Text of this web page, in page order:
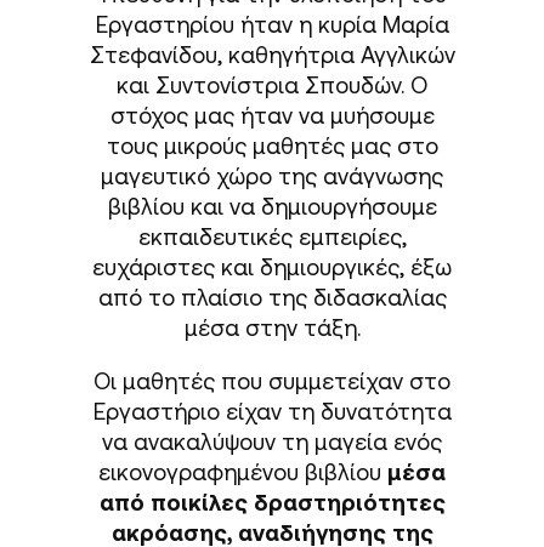
Εργαστηρίου ήταν η κυρία Μαρία
Στεφανίδου, καθηγήτρια Αγγλικών
και Συντονίστρια Σπουδών. Ο
στόχος μας ήταν να μυήσουμε
τους μικρούς μαθητές μας στο
μαγευτικό χώρο της ανάγνωσης
βιβλίου και να δημιουργήσουμε
εκπαιδευτικές εμπειρίες,
ευχάριστες και δημιουργικές, έξω
από το πλαίσιο της διδασκαλίας
μέσα στην τάξη.
Οι μαθητές που συμμετείχαν στο
Εργαστήριο είχαν τη δυνατότητα
να ανακαλύψουν τη μαγεία ενός
εικονογραφημένου βιβλίου μέσα
από ποικίλες δραστηριότητες
ακρόασης, αναδιήγησης της